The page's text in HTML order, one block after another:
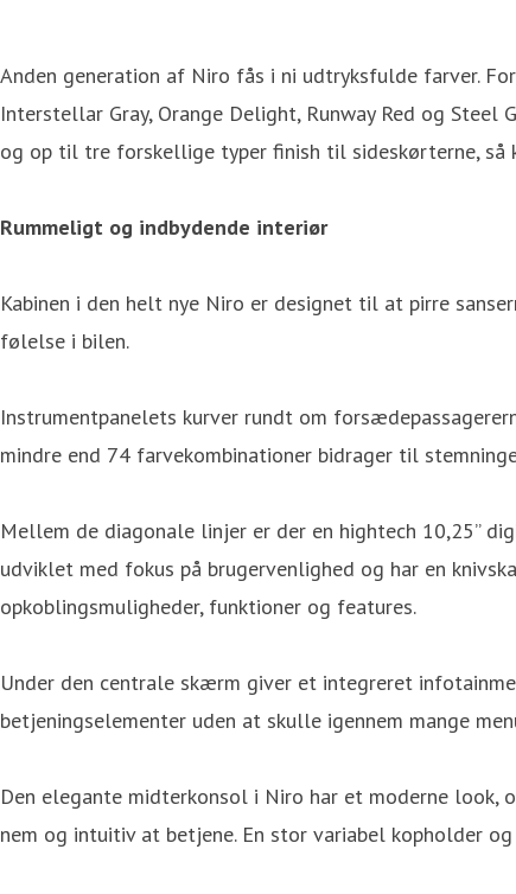
Anden generation af Niro fås i ni udtryksfulde farver.
Interstellar Gray, Orange Delight, Runway Red og
og op til tre forskellige typer finish til sideskørterne, så
Rummeligt og indbydende interiør
Kabinen i den helt nye Niro er designet til at pirre
følelse i bilen.
Instrumentpanelets kurver rundt om
mindre end 74 farvekombinationer bidrager til
Mellem de diagonale linjer er der en hightech 10,25”
udviklet med fokus på brugervenlighed og har en
opkoblingsmuligheder, funktioner og features.
Under den centrale skærm giver et integreret
betjeningselementer uden at skulle igennem mange
Den elegante midterkonsol i Niro har et moderne look,
nem og intuitiv at betjene. En stor variabel kopholder